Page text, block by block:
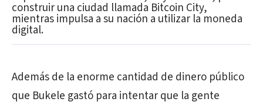
construir una ciudad llamada Bitcoin City,
mientras impulsa a su nación a utilizar la moneda
digital.
Además de la enorme cantidad de dinero público
que Bukele gastó para intentar que la gente